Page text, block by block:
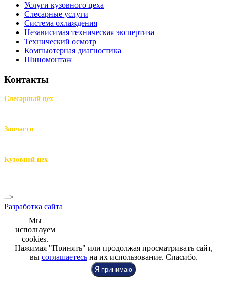
Услуги кузовного цеха
Слесарные услуги
Система охлаждения
Независимая техническая экспертиза
Технический осмотр
Компьютерная диагностика
Шиномонтаж
Контакты
Слесарный цех
+7 (812) 942-00-99
Запчасти
+7 (812) 918-80-40
Кузовной цех
+7 (812) 926-86-86
-->
Разработка сайта
Мы
используем
cookies.
Нажимая "Принять" или продолжая просматривать сайт,
вы соглашаетесьна их использование. Спасибо.
Я принимаю